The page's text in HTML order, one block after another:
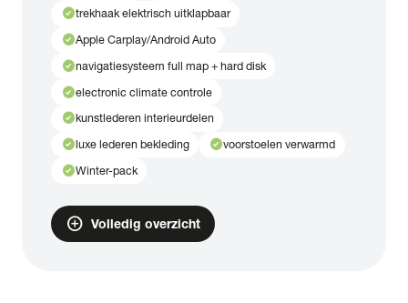
check_circletrekhaak elektrisch uitklapbaar
check_circleApple Carplay/Android Auto
check_circlenavigatiesysteem full map + hard disk
check_circleelectronic climate controle
check_circlekunstlederen interieurdelen
check_circleluxe lederen bekleding check_circlevoorstoelen verwarmd
check_circleWinter-pack
add_circle Volledig overzicht